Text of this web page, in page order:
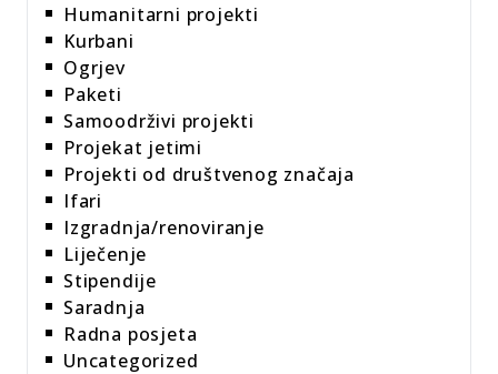
Humanitarni projekti
Kurbani
Ogrjev
Paketi
Samoodrživi projekti
Projekat jetimi
Projekti od društvenog značaja
Ifari
Izgradnja/renoviranje
Liječenje
Stipendije
Saradnja
Radna posjeta
Uncategorized